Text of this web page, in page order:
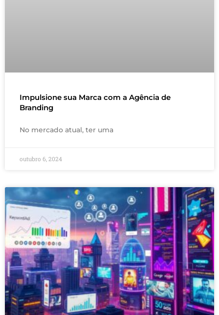
Impulsione sua Marca com a Agência de
Branding
No mercado atual, ter uma
outubro 6, 2024